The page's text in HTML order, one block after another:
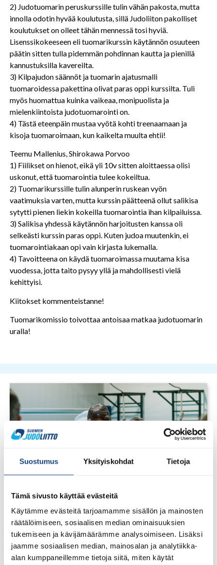
Suostumus Yksityiskohdat Tietoja
Tämä sivusto käyttää evästeitä
Käytämme evästeitä tarjoamamme sisällön ja mainosten
räätälöimiseen, sosiaalisen median ominaisuuksien
tukemiseen ja kävijämäärämme analysoimiseen. Lisäksi
jaamme sosiaalisen median, mainosalan ja analytiikka-
alan kumppaneillemme tietoja siitä, miten käytät
2) Judotuomarin peruskurssille tulin vähän pakosta, mutta
innolla odotin hyvää koulutusta, sillä Judoliiton pakolliset
koulutukset on olleet tähän mennessä tosi hyviä.
Lisenssikokeeseen eli tuomarikurssin käytännön osuuteen
päätin sitten tulla pidemmän pohdinnan kautta ja pienillä
kannustuksilla kavereilta.
3) Kilpajudon säännöt ja tuomarin ajatusmalli
tuomaroidessa pakettina olivat paras oppi kurssilta. Tuli
myös huomattua kuinka vaikeaa, monipuolista ja
mielenkiintoista judotuomarointi on.
4) Tästä eteenpäin mustaa vyötä kohti treenaamaan ja
kisoja tuomaroimaan, kun kaikelta muulta ehtii!
Teemu Mallenius, Shirokawa Porvoo
1) Fiilikset on hienot, eikä yli 10v sitten aloittaessa olisi
uskonut, että tuomarointia tulee kokeiltua.
2) Tuomarikurssille tulin alunperin ruskean vyön
vaatimuksia varten, mutta kurssin päätteenä ollut salikisa
sytytti pienen liekin kokeilla tuomarointia ihan kilpailuissa.
3) Salikisa yhdessä käytännön harjoitusten kanssa oli
selkeästi kurssin paras oppi. Kuten judoa muutenkin, ei
tuomarointiakaan opi vain kirjasta lukemalla.
4) Tavoitteena on käydä tuomaroimassa muutama kisa
vuodessa, jotta taito pysyy yllä ja mahdollisesti vielä
kehittyisi.
Kiitokset kommenteistanne!
Tuomarikomissio toivottaa antoisaa matkaa judotuomarin
uralla!